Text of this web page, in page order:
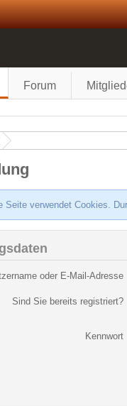
Forum
Seite verwendet Cookies.
oder E-Mail-Adresse
Sind Sie bereits registriert?
Kennwort